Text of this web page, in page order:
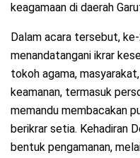
keagamaan di daerah
Dalam acara tersebut,
menandatangani ikrar
tokoh agama,
keamanan, termasuk
memandu membacakan
berikrar setia. Kehadiran
bentuk pengamanan,